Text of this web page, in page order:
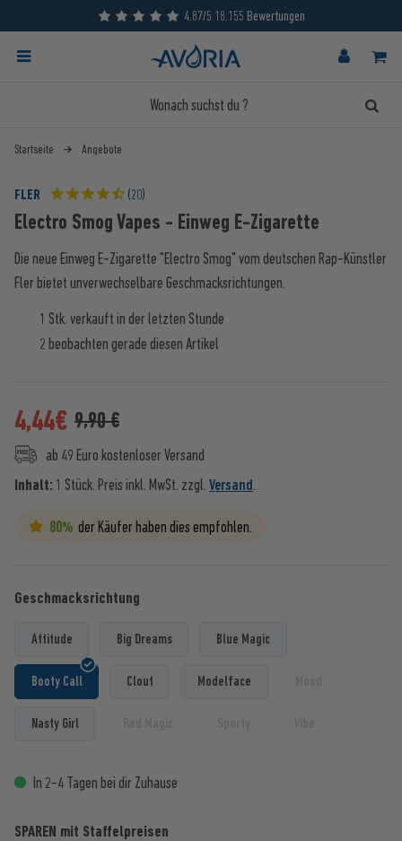
4.87/5 18.155 Bewertungen
Startseite Angebote
FLER (20)
Electro Smog Vapes - Einweg E-Zigarette
Die neue Einweg E-Zigarette "Electro Smog" vom deutschen Rap-Künstler
Fler bietet unverwechselbare Geschmacksrichtungen.
1 Stk. verkauft in der letzten Stunde
2 beobachten gerade diesen Artikel
4,44€ 9,90 €
ab 49 Euro kostenloser Versand
Inhalt: 1 Stück. Preis inkl. MwSt. zzgl. Versand.
80% der Käufer haben dies empfohlen.
Geschmacksrichtung
Attitude Big Dreams Blue Magic
Booty Call Clout Modelface
Nasty Girl
In 2-4 Tagen bei dir Zuhause
SPAREN mit Staffelpreisen